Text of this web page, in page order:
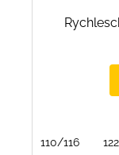
110/116